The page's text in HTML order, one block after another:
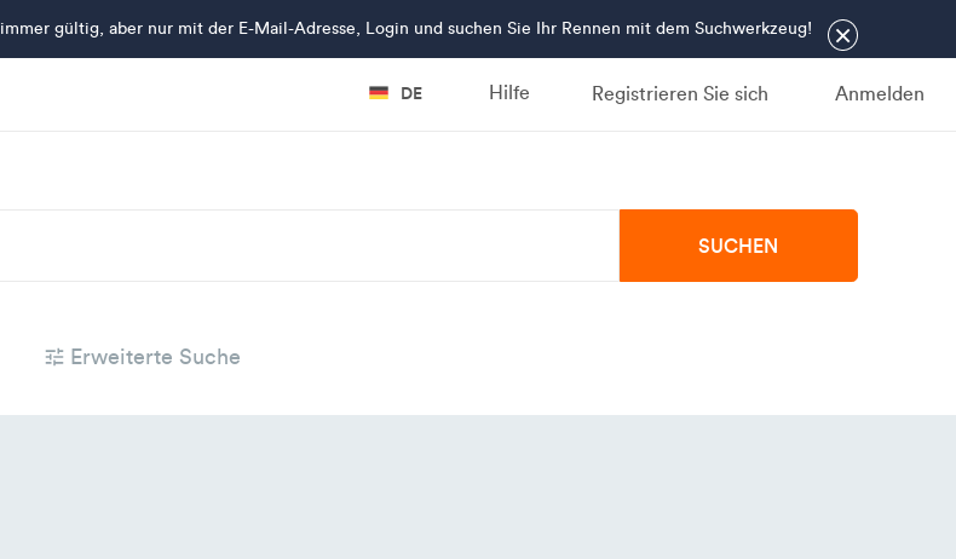
×
gültig, aber nur mit der E-Mail-Adresse, Login und suchen Sie Ihr Rennen mit dem Suchwerkzeug!
Registrieren Sie sich Anmelden
DE Hilfe
SUCHEN
Erweiterte Suche